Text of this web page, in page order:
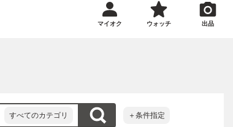
マイオク ウォッチ 出品
すべてのカテゴリ ＋条件指定